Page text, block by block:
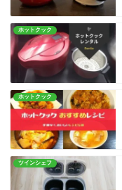
ホットクック
ホットクック
ツインシェフ